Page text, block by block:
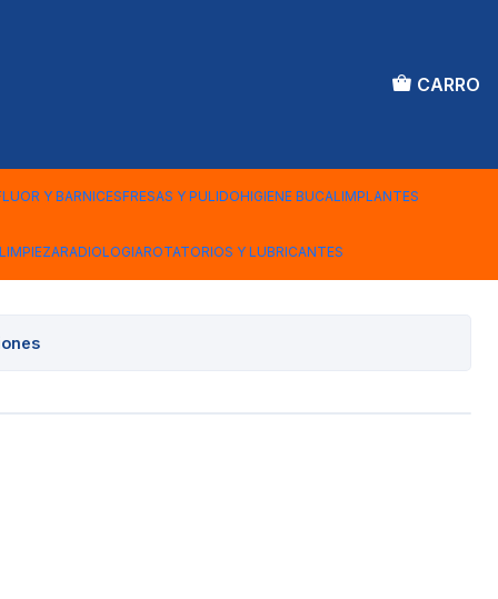
CARRO
Y BARNICESFRESAS Y PULIDOHIGIENE BUCALIMPLANTES
RADIOLOGIAROTATORIOS Y LUBRICANTES